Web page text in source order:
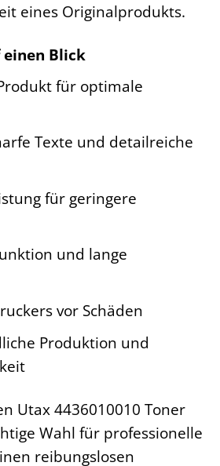
eines Originalprodukts.
Blick
für optimale
Texte und detailreiche
für geringere
und lange
vor Schäden
Produktion und
Utax 4436010010 Toner
Wahl für professionelle
reibungslosen